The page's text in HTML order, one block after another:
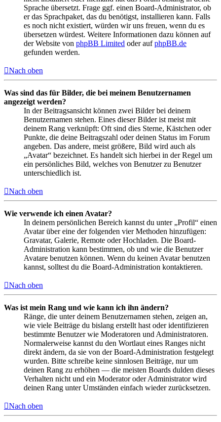
Sprache übersetzt. Frage ggf. einen Board-Administrator, ob
er das Sprachpaket, das du benötigst, installieren kann. Falls
es noch nicht existiert, würden wir uns freuen, wenn du es
übersetzen würdest. Weitere Informationen dazu können auf
der Website von phpBB Limited oder aufphpBB.de
gefunden werden.
Nach oben
Was sind das für Bilder, die bei meinem Benutzernamen
angezeigt werden?
In der Beitragsansicht können zwei Bilder bei deinem
Benutzernamen stehen. Eines dieser Bilder ist meist mit
deinem Rang verknüpft: Oft sind dies Sterne, Kästchen oder
Punkte, die deine Beitragszahl oder deinen Status im Forum
angeben. Das andere, meist größere, Bild wird auch als
„Avatar“ bezeichnet. Es handelt sich hierbei in der Regel um
ein persönliches Bild, welches von Benutzer zu Benutzer
unterschiedlich ist.
Nach oben
Wie verwende ich einen Avatar?
In deinem persönlichen Bereich kannst du unter „Profil“ einen
Avatar über eine der folgenden vier Methoden hinzufügen:
Gravatar, Galerie, Remote oder Hochladen. Die Board-
Administration kann bestimmen, ob und wie die Benutzer
Avatare benutzen können. Wenn du keinen Avatar benutzen
kannst, solltest du die Board-Administration kontaktieren.
Nach oben
Was ist mein Rang und wie kann ich ihn ändern?
Ränge, die unter deinem Benutzernamen stehen, zeigen an,
wie viele Beiträge du bislang erstellt hast oder identifizieren
bestimmte Benutzer wie Moderatoren und Administratoren.
Normalerweise kannst du den Wortlaut eines Ranges nicht
direkt ändern, da sie von der Board-Administration festgelegt
wurden. Bitte schreibe keine sinnlosen Beiträge, nur um
deinen Rang zu erhöhen — die meisten Boards dulden dieses
Verhalten nicht und ein Moderator oder Administrator wird
deinen Rang unter Umständen einfach wieder zurücksetzen.
Nach oben